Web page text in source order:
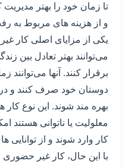
تا زمان خود را بهتر مدیریت
و از هزینه های مربوط به
یکی از مزایای اصلی کار
می‌توانند بهتر تعادل بین
برقرار کنند. آنها می‌توانند
دوستان خود صرف کنند و
بهره مند شوند. این نوع کار
معلولیت یا ناتوانی هستند
کار وارد شوند و از توانایی
با این حال، کار غیر